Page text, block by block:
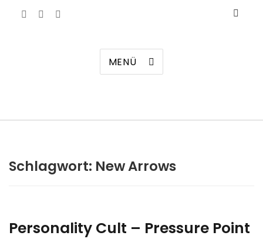
MENÜ
Schlagwort: New Arrows
Personality Cult – Pressure Point